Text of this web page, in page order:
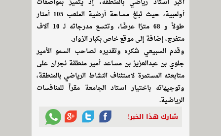
أولمبية، حيث تبلغ مساحة أرضية الملعب 105 أمتار
طولاً و 68 مترًا عرضًا، وتتسع مدرجاته لـ 10 آلاف
متفرج، إضافة إلى موقع خاص بكبار الزوار.
وقدم السبيعي شكره وتقديره لصاحب السمو الأمير
جلوي بن عبدالعزيز بن مساعد أمير منطقة نجران على
متابعته المستمرة لاستئناف النشاط الرياضي بالمنطقة،
وتوجيهاته باختيار استاد الجامعة مقراً للمنافسات
الرياضية.
شارك هذا الخبر!